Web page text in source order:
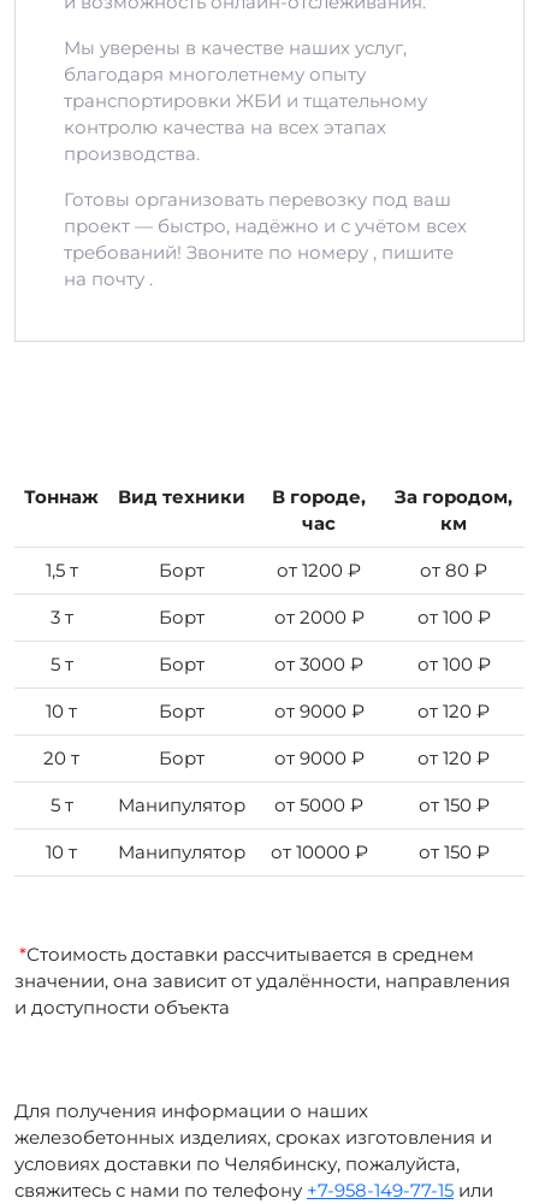
Мы уверены в качестве наших услуг,
благодаря многолетнему опыту
транспортировки ЖБИ и тщательному
контролю качества на всех этапах
производства.
Готовы организовать перевозку под ваш
проект — быстро, надёжно и с учётом всех
требований! Звоните по номеру , пишите
на почту .
Тоннаж Вид техники
В городе,
час
За городом,
км
1,5 т Борт от 1200 ₽ от 80 ₽
3 т Борт от 2000 ₽ от 100 ₽
5 т Борт от 3000 ₽ от 100 ₽
10 т Борт от 9000 ₽ от 120 ₽
20 т Борт от 9000 ₽ от 120 ₽
5 т Манипулятор от 5000 ₽ от 150 ₽
10 т Манипулятор от 10000 ₽ от 150 ₽
*Стоимость доставки рассчитывается в среднем
значении, она зависит от удалённости, направления
и доступности объекта
Для получения информации о наших
железобетонных изделиях, сроках изготовления и
условиях доставки по Челябинску, пожалуйста,
свяжитесь с нами по телефону +7-958-149-77-15 или